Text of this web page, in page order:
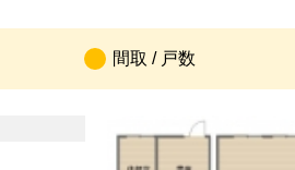
間取 / 戸数